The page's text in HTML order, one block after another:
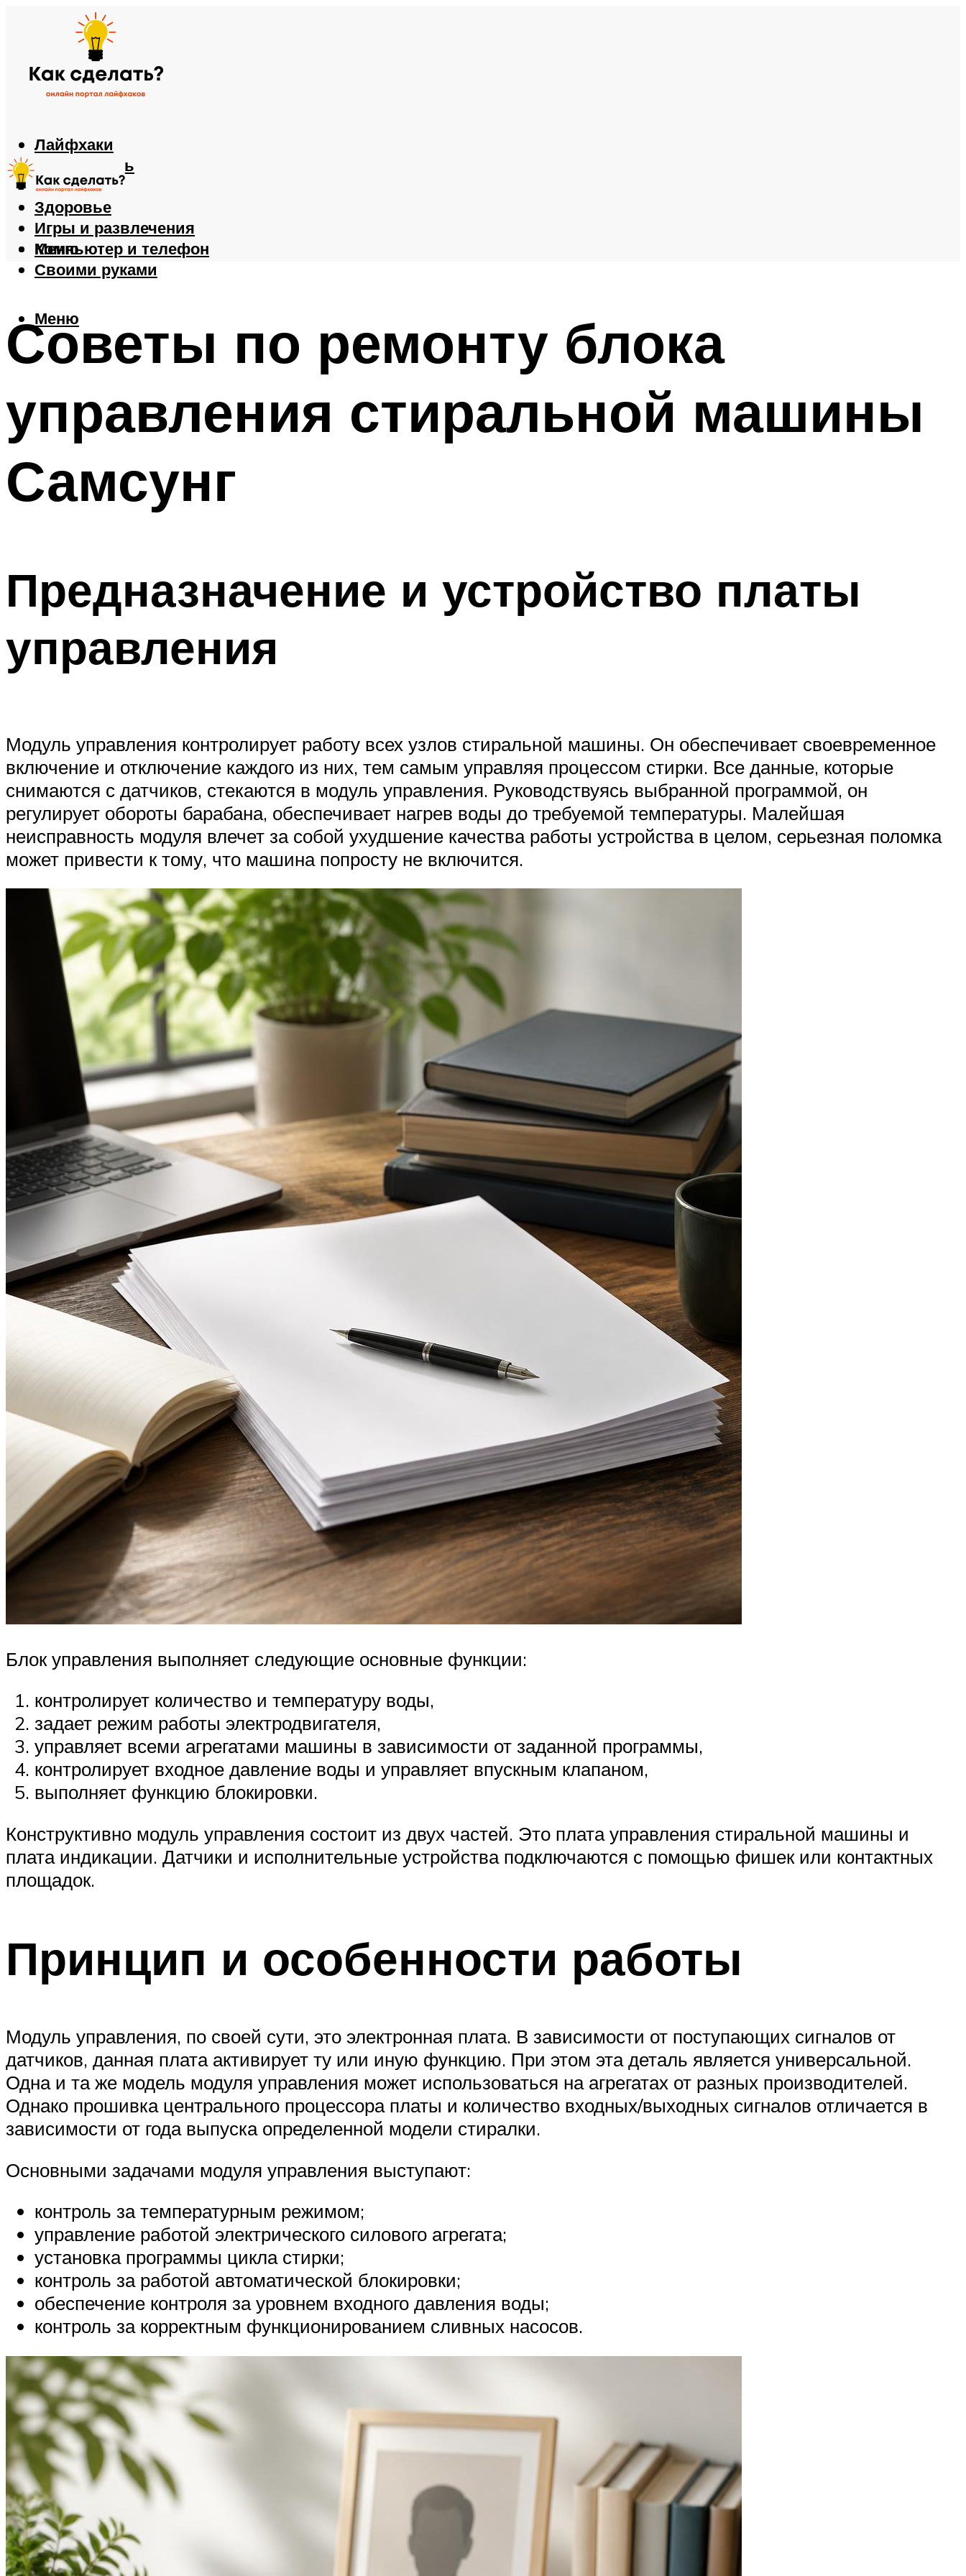
Лайфхаки
Автомобиль
Еда
Здоровье
Игры и развлечения
Компьютер и телефон
Своими руками
Меню
Меню
Советы по ремонту блока
управления стиральной машины
Самсунг
Предназначение и устройство платы
управления
Модуль управления контролирует работу всех узлов стиральной машины. Он обеспечивает своевременное
включение и отключение каждого из них, тем самым управляя процессом стирки. Все данные, которые
снимаются с датчиков, стекаются в модуль управления. Руководствуясь выбранной программой, он
регулирует обороты барабана, обеспечивает нагрев воды до требуемой температуры. Малейшая
неисправность модуля влечет за собой ухудшение качества работы устройства в целом, серьезная поломка
может привести к тому, что машина попросту не включится.
Блок управления выполняет следующие основные функции:
контролирует количество и температуру воды,
задает режим работы электродвигателя,
управляет всеми агрегатами машины в зависимости от заданной программы,
контролирует входное давление воды и управляет впускным клапаном,
выполняет функцию блокировки.
Конструктивно модуль управления состоит из двух частей. Это плата управления стиральной машины и
плата индикации. Датчики и исполнительные устройства подключаются с помощью фишек или контактных
площадок.
Принцип и особенности работы
Модуль управления, по своей сути, это электронная плата. В зависимости от поступающих сигналов от
датчиков, данная плата активирует ту или иную функцию. При этом эта деталь является универсальной.
Одна и та же модель модуля управления может использоваться на агрегатах от разных производителей.
Однако прошивка центрального процессора платы и количество входных/выходных сигналов отличается в
зависимости от года выпуска определенной модели стиралки.
Основными задачами модуля управления выступают:
контроль за температурным режимом;
управление работой электрического силового агрегата;
установка программы цикла стирки;
контроль за работой автоматической блокировки;
обеспечение контроля за уровнем входного давления воды;
контроль за корректным функционированием сливных насосов.